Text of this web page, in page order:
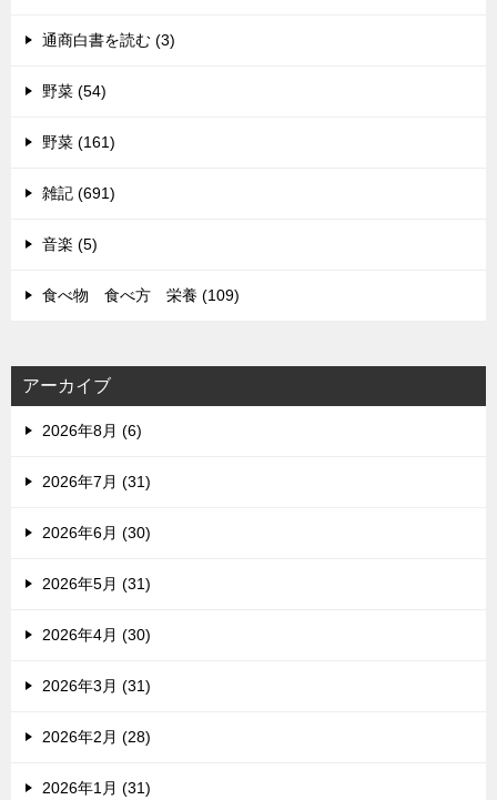
通商白書を読む (3)
野菜 (54)
野菜 (161)
雑記 (691)
音楽 (5)
食べ物 食べ方 栄養 (109)
アーカイブ
2026年8月 (6)
2026年7月 (31)
2026年6月 (30)
2026年5月 (31)
2026年4月 (30)
2026年3月 (31)
2026年2月 (28)
2026年1月 (31)